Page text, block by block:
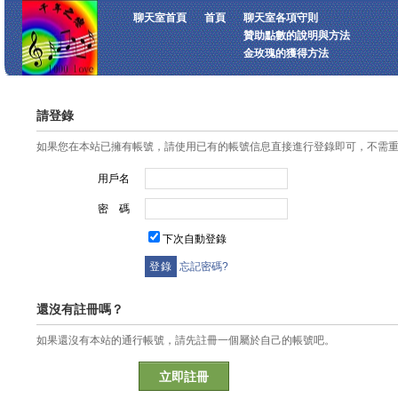
聊天室首頁 首頁
聊天室各項守則
贊助點數的說明與方法
金玫瑰的獲得方法
請登錄
如果您在本站已擁有帳號，請使用已有的帳號信息直接進行登錄即可，不需
用戶名
密 碼
下次自動登錄
忘記密碼?
還沒有註冊嗎？
如果還沒有本站的通行帳號，請先註冊一個屬於自己的帳號吧。
立即註冊